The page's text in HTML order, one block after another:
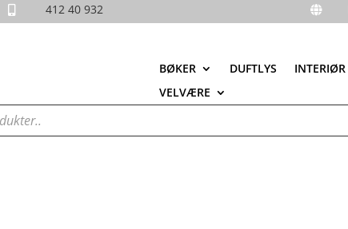
 412 40 932 
BØKER DUFTLYS INTERIØR
VELVÆRE